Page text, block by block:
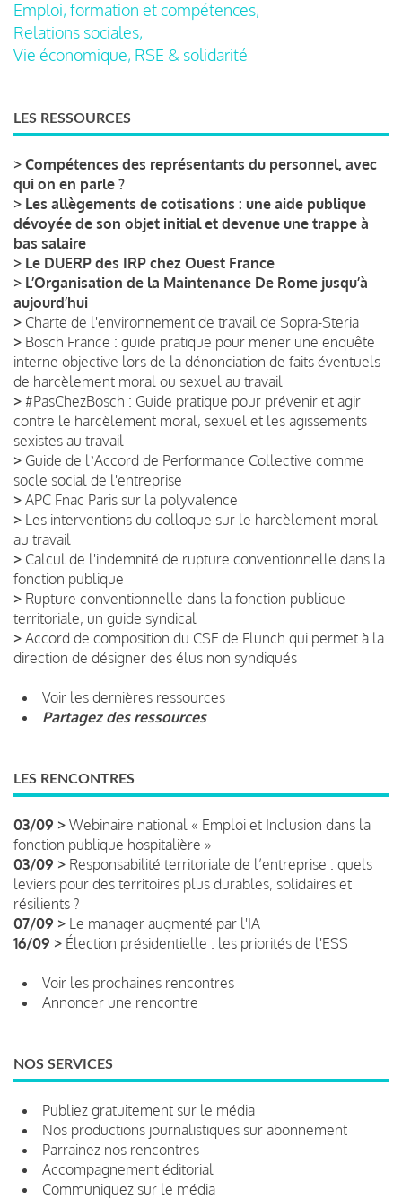
Emploi, formation et compétences,
Relations sociales,
Vie économique, RSE & solidarité
LES RESSOURCES
> Compétences des représentants du personnel, avec
qui on en parle ?
> Les allègements de cotisations : une aide publique
dévoyée de son objet initial et devenue une trappe à
bas salaire
> Le DUERP des IRP chez Ouest France
> L’Organisation de la Maintenance De Rome jusqu’à
aujourd’hui
> Charte de l'environnement de travail de Sopra-Steria
> Bosch France : guide pratique pour mener une enquête
interne objective lors de la dénonciation de faits éventuels
de harcèlement moral ou sexuel au travail
> #PasChezBosch : Guide pratique pour prévenir et agir
contre le harcèlement moral, sexuel et les agissements
sexistes au travail
> Guide de lʼAccord de Performance Collective comme
socle social de l'entreprise
> APC Fnac Paris sur la polyvalence
> Les interventions du colloque sur le harcèlement moral
au travail
> Calcul de l'indemnité de rupture conventionnelle dans la
fonction publique
> Rupture conventionnelle dans la fonction publique
territoriale, un guide syndical
> Accord de composition du CSE de Flunch qui permet à la
direction de désigner des élus non syndiqués
Voir les dernières ressources
Partagez des ressources
LES RENCONTRES
03/09 > Webinaire national « Emploi et Inclusion dans la
fonction publique hospitalière »
03/09 > Responsabilité territoriale de l’entreprise : quels
leviers pour des territoires plus durables, solidaires et
résilients ?
07/09 > Le manager augmenté par l'IA
16/09 > Élection présidentielle : les priorités de l'ESS
Voir les prochaines rencontres
Annoncer une rencontre
NOS SERVICES
Publiez gratuitement sur le média
Nos productions journalistiques sur abonnement
Parrainez nos rencontres
Accompagnement éditorial
Communiquez sur le média